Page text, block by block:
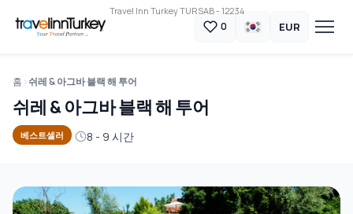
Travel Inn Turkey TURSAB - 12234
0 EUR
홈 쉬레 & 아그바 블랙 해 투어
쉬레 & 아그바 블랙 해 투어
베스트셀러 8 - 9 시간